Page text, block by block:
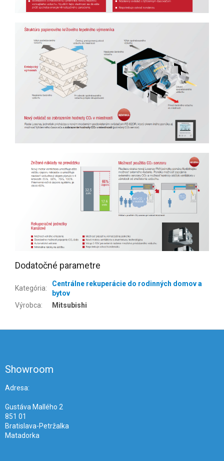
Dodatočné parametre
Kategória:
Centrálne rekuperácie do rodinných domov a
bytov
Výrobca: Mitsubishi
Showroom
Adresa:
Gustáva Mallého 2
851 01
Bratislava-Petržalka
Matadorka